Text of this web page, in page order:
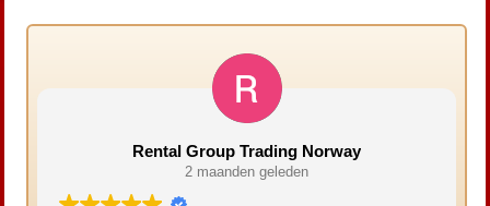
Rental Group Trading Norway
2 maanden geleden